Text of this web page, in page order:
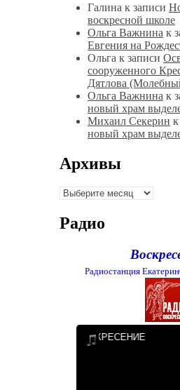
Галина к записи
воскресной школе
Ольга Важнина к
Евгения на
Ольга к записи
сооруженного
Дятлова
Ольга Важнина к
новый храм
Михаил Секерин
новый храм
Архивы
Архивы
Радио
Радиостанция